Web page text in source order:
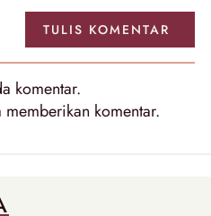
TULIS KOMENTAR
komentar.
memberikan komentar.